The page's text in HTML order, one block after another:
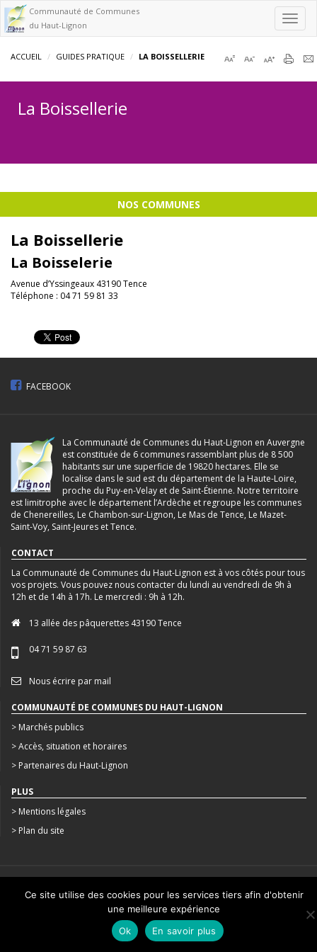
Communauté de Communes
du Haut-Lignon
ACCUEIL GUIDES PRATIQUE LA BOISSELLERIE
La Boissellerie
NOS COMMUNES
La Boissellerie
La Boisselerie
Avenue d’Yssingeaux 43190 Tence
Téléphone : 04 71 59 81 33
FACEBOOK
La Communauté de Communes du Haut-Lignon en Auvergne
est constituée de 6 communes rassemblant plus de 8 500
habitants sur une superficie de 19820 hectares. Elle se
localise dans le sud est du département de la Haute-Loire,
proche du Puy-en-Velay et de Saint-Étienne. Notre territoire
est limitrophe avec le département l’Ardèche et regroupe les communes
de Chenereilles, Le Chambon-sur-Lignon, Le Mas de Tence, Le Mazet-
Saint-Voy, Saint-Jeures et Tence.
CONTACT
La Communauté de Communes du Haut-Lignon est à vos côtés pour tous
vos projets. Vous pouvez nous contacter du lundi au vendredi de 9h à
12h et de 14h à 17h. Le mercredi : 9h à 12h.
13 allée des pâquerettes 43190 Tence
04 71 59 87 63
Nous écrire par mail
COMMUNAUTÉ DE COMMUNES DU HAUT-LIGNON
> Marchés publics
> Accès, situation et horaires
> Partenaires du Haut-Lignon
PLUS
> Mentions légales
> Plan du site
CRÉATION : AGENCE STUDIO N°3
Ce site utilise des cookies pour les services tiers afin d'obtenir
une meilleure expérience
Ok
En savoir plus